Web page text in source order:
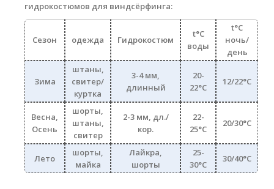
гидрокостюмов для виндсёрфинга:
Сезон одежда Гидрокостюм
t°С
воды
t°С
ночь/
день
Зима
штаны,
свитер/
куртка
3-4 мм,
длинный
20-
22°С
12/22°С
Весна,
Осень
шорты,
штаны,
свитер
2-3 мм, дл./
кор.
22-
25°С
20/30°С
Лето
шорты,
майка
Лайкра,
шорты
25-
30°С
30/40°С